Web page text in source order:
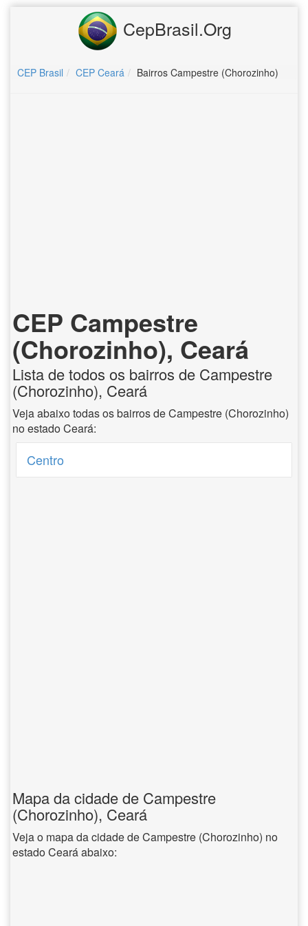
CepBrasil.Org
CEP Brasil CEP Ceará Bairros Campestre (Chorozinho)
CEP Campestre
(Chorozinho), Ceará
Lista de todos os bairros de Campestre
(Chorozinho), Ceará
Veja abaixo todas os bairros de Campestre (Chorozinho)
no estado Ceará:
Centro
Mapa da cidade de Campestre
(Chorozinho), Ceará
Veja o mapa da cidade de Campestre (Chorozinho) no
estado Ceará abaixo: